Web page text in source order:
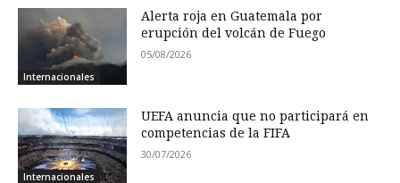
Internacionales
Alerta roja en Guatemala por
erupción del volcán de Fuego
05/08/2026
Internacionales
UEFA anuncia que no participará en
competencias de la FIFA
30/07/2026